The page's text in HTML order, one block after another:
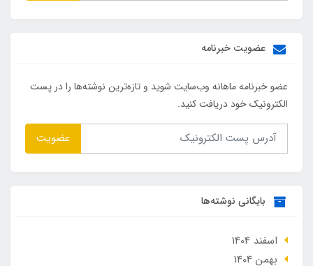
عضویت خبرنامه
عضو خبرنامه ماهانه وب‌سایت شوید و تازه‌ترین نوشته‌ها را در پست
الکترونیک خود دریافت کنید.
عضویت
بایگانی نوشته‌ها
اسفند 1404
بهمن 1404